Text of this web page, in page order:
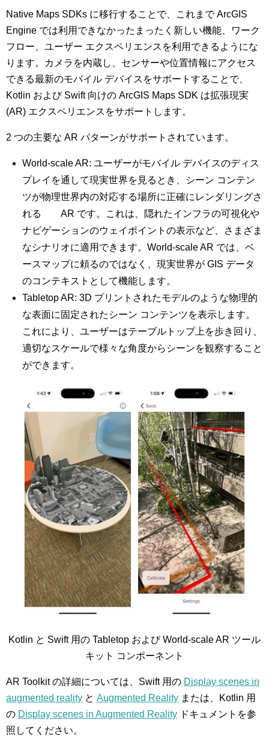
Native Maps SDKs に移行することで、これまで ArcGIS
Engine では利用できなかったまったく新しい機能、ワーク
フロー、ユーザー エクスペリエンスを利用できるようにな
ります。カメラを内蔵し、センサーや位置情報にアクセス
できる最新のモバイル デバイスをサポートすることで、
Kotlin および Swift 向けの ArcGIS Maps SDK は拡張現実
(AR) エクスペリエンスをサポートします。
2 つの主要な AR パターンがサポートされています。
World-scale AR: ユーザーがモバイル デバイスのディス
プレイを通して現実世界を見るとき、シーン コンテン
ツが物理世界内の対応する場所に正確にレンダリングさ
れる AR です。これは、隠れたインフラの可視化や
ナビゲーションのウェイポイントの表示など、さまざま
なシナリオに適用できます。World-scale AR では、ベ
ースマップに頼るのではなく、現実世界が GIS データ
のコンテキストとして機能します。
Tabletop AR: 3D プリントされたモデルのような物理的
な表面に固定されたシーン コンテンツを表示します。
これにより、ユーザーはテーブルトップ上を歩き回り、
適切なスケールで様々な角度からシーンを観察すること
ができます。
Kotlin と Swift 用の Tabletop および World-scale AR ツール
キット コンポーネント
AR Toolkit の詳細については、Swift 用の Display scenes in
augmented reality と Augmented Reality または、Kotlin 用
の Display scenes in Augmented Reality ドキュメントを参
照してください。